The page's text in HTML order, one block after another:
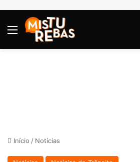
Menu
Início / Notícias